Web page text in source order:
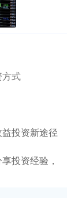
式
投资新途径
投资经验，